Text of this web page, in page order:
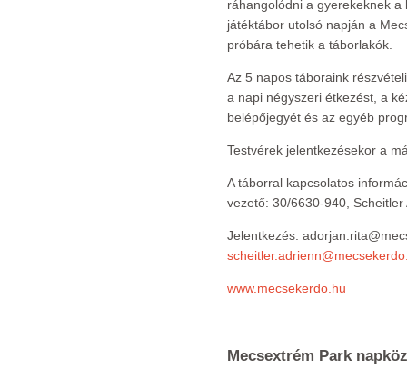
ráhangolódni a gyerekeknek a
játéktábor utolsó napján a
próbára tehetik a táborlakók.
Az 5 napos táboraink
a napi négyszeri étkezést, a
belépőjegyét és az egyéb
Testvérek jelentkezésekor a
A táborral kapcsolatos
vezető: 30/6630-940,
Jelentkezés:
www.mecsekerdo.hu
Mecsextrém Park